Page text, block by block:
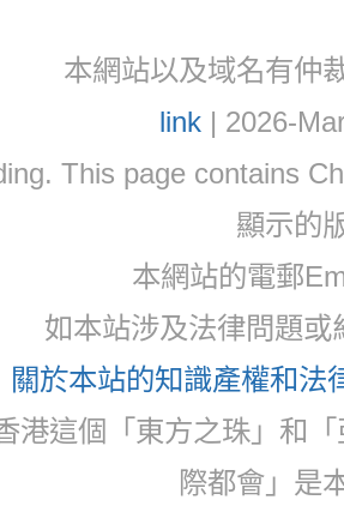
本網站以及域名有仲
link| 2026-
This page contains
顯示的
本網站的電郵
如本站涉及法律問題
關於本站的知識產權和法
港這個「東方之珠」和
際都會」是